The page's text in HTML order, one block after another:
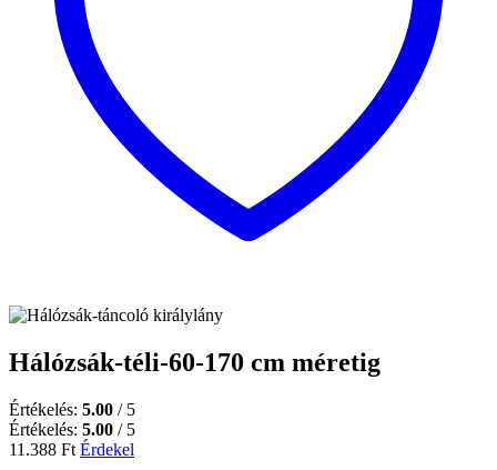
Hálózsák-téli-60-170 cm méretig
Értékelés: 5.00 / 5
Értékelés: 5.00 / 5
11.388 Ft Érdekel